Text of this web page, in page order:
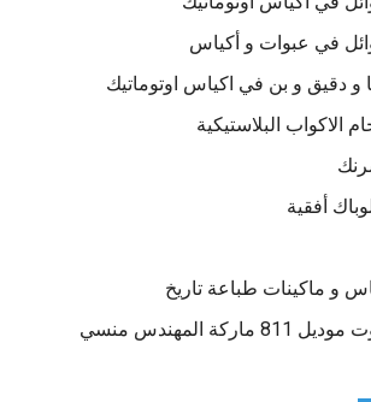
في عبوات و أكياس
و دقيق و بن في اكياس اوتوماتيك
الاكواب البلاستيكية
أفقية
و ماكينات طباعة تاريخ
المهندس منسي